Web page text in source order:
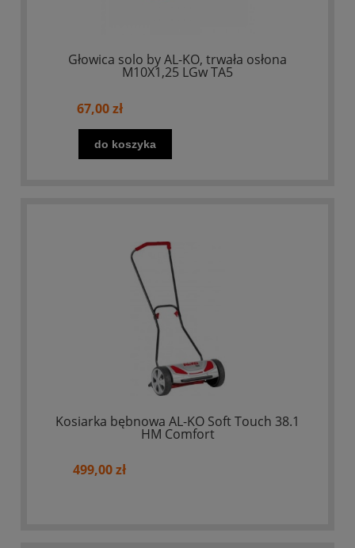
Głowica solo by AL-KO, trwała osłona
M10X1,25 LGw TA5
67,00 zł
do koszyka
Kosiarka bębnowa AL-KO Soft Touch 38.1
HM Comfort
499,00 zł